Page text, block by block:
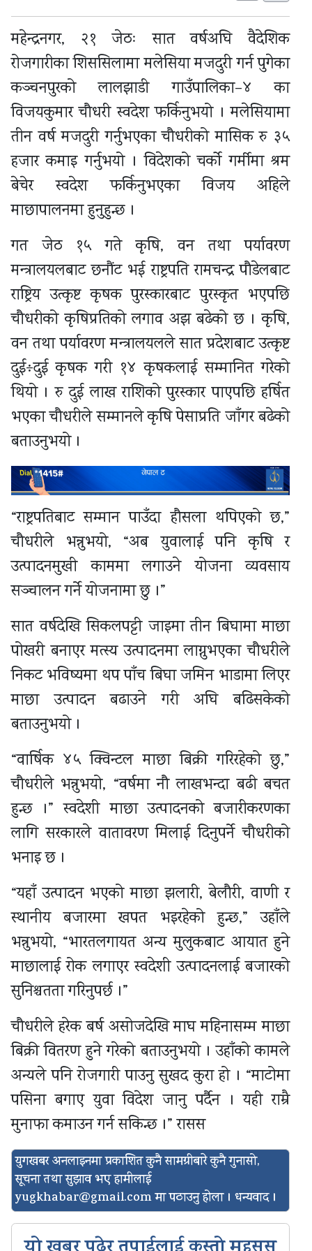
महेन्द्रनगर, २१ जेठः सात वर्षअघि वैदेशिक
रोजगारीका शिससिलामा मलेसिया मजदुरी गर्न पुगेका
कञ्चनपुरको लालझाडी गाउँपालिका–४ का
विजयकुमार चौधरी स्वदेश फर्किनुभयो । मलेसियामा
तीन वर्ष मजदुरी गर्नुभएका चौधरीको मासिक रु ३५
हजार कमाइ गर्नुभयो । विदेशको चर्को गर्मीमा श्रम
बेचेर स्वदेश फर्किनुभएका विजय अहिले
माछापालनमा हुनुहुन्छ ।
गत जेठ १५ गते कृषि, वन तथा पर्यावरण
मन्त्रालयलबाट छनौंट भई राष्ट्रपति रामचन्द्र पौडेलबाट
राष्ट्रिय उत्कृष्ट कृषक पुरस्कारबाट पुरस्कृत भएपछि
चौधरीको कृषिप्रतिको लगाव अझ बढेको छ । कृषि,
वन तथा पर्यावरण मन्त्रालयलले सात प्रदेशबाट उत्कृष्ट
दुई÷दुई कृषक गरी १४ कृषकलाई सम्मानित गरेको
थियो । रु दुई लाख राशिको पुरस्कार पाएपछि हर्षित
भएका चौधरीले सम्मानले कृषि पेसाप्रति जाँगर बढेको
बताउनुभयो ।
“राष्ट्रपतिबाट सम्मान पाउँदा हौसला थपिएको छ,”
चौधरीले भन्नुभयो, “अब युवालाई पनि कृषि र
उत्पादनमुखी काममा लगाउने योजना व्यवसाय
सञ्चालन गर्ने योजनामा छु ।”
सात वर्षदेखि सिकलपट्टी जाइमा तीन बिघामा माछा
पोखरी बनाएर मत्स्य उत्पादनमा लाग्नुभएका चौधरीले
निकट भविष्यमा थप पाँच बिघा जमिन भाडामा लिएर
माछा उत्पादन बढाउने गरी अघि बढिसकेको
बताउनुभयो ।
“वार्षिक ४५ क्विन्टल माछा बिक्री गरिरहेको छु,”
चौधरीले भन्नुभयो, “वर्षमा नौ लाखभन्दा बढी बचत
हुन्छ ।” स्वदेशी माछा उत्पादनको बजारीकरणका
लागि सरकारले वातावरण मिलाई दिनुपर्ने चौधरीको
भनाइ छ ।
“यहाँ उत्पादन भएको माछा झलारी, बेलौरी, वाणी र
स्थानीय बजारमा खपत भइरहेको हुन्छ,” उहाँले
भन्नुभयो, “भारतलगायत अन्य मुलुकबाट आयात हुने
माछालाई रोक लगाएर स्वदेशी उत्पादनलाई बजारको
सुनिश्चतता गरिनुपर्छ ।”
चौधरीले हरेक बर्ष असोजदेखि माघ महिनासम्म माछा
बिक्री वितरण हुने गरेको बताउनुभयो । उहाँको कामले
अन्यले पनि रोजगारी पाउनु सुखद कुरा हो । “माटोमा
पसिना बगाए युवा विदेश जानु पर्दैन । यही राम्रै
मुनाफा कमाउन गर्न सकिन्छ ।” रासस
युगखबर अनलाइनमा प्रकाशित कुनै सामग्रीबारे कुनै गुनासो,
सूचना तथा सुझाव भए हामीलाई
yugkhabar@gmail.comमा पठाउनु होला । धन्यवाद ।